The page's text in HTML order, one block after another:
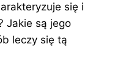
się i
Jakie są jego
leczy się tą